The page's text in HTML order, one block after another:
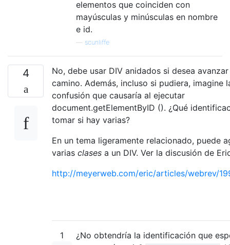
elementos que coinciden con
mayúsculas y minúsculas en nombre
e id.
scunliffe
4
No, debe usar DIV anidados si desea
camino. Además, incluso si pudiera, imagine
confusión que causaría al ejecutar
document.getElementByID (). ¿Qué
tomar si hay varias?
En un tema ligeramente relacionado, puede
varias clases a un DIV. Ver la discusión de
http://meyerweb.com/eric/articles/webrev/
1
¿No obtendría la identificación que